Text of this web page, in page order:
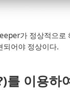
가 정상적으로
되어야 정상이다.
를 이용하